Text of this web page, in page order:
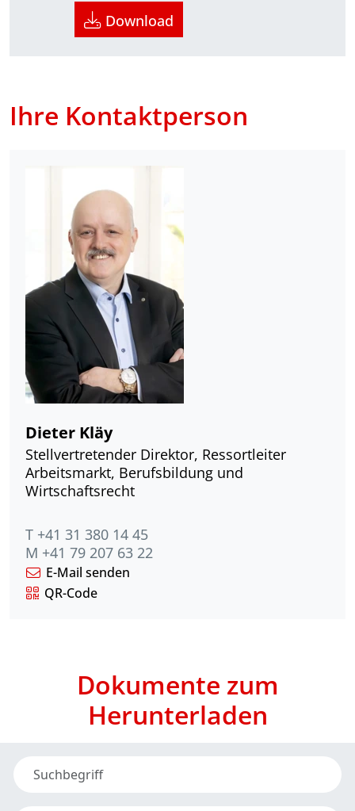
Download
Ihre Kontaktperson
Dieter Kläy
Stellvertretender Direktor, Ressortleiter
Arbeitsmarkt, Berufsbildung und
Wirtschaftsrecht
T +41 31 380 14 45
M +41 79 207 63 22
E-Mail senden
QR-Code
Dokumente zum
Herunterladen